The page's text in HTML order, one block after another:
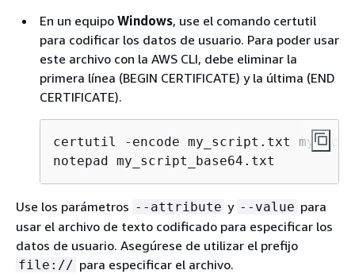
En un equipo Windows, use el comando certutil
para codificar los datos de usuario. Para poder usar
este archivo con la AWS CLI, debe eliminar la
primera línea (BEGIN CERTIFICATE) y la última (END
CERTIFICATE).
certutil -encode my_script.txt
notepad my_script_base64.txt
Use los parámetros --attribute y --value para
usar el archivo de texto codificado para especificar los
datos de usuario. Asegúrese de utilizar el prefijo
file:// para especificar el archivo.